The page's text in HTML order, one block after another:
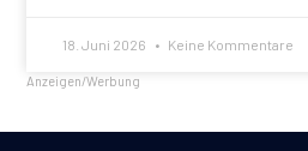
18. Juni 2026 Keine Kommentare
Anzeigen/Werbung